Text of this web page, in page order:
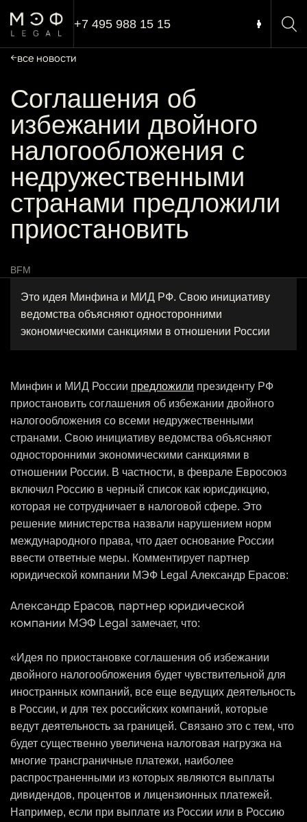
+7 495 988 15 15
все новости
Соглашения об
избежании двойного
налогообложения с
недружественными
странами предложили
приостановить
BFM
Это идея Минфина и МИД РФ. Свою инициативу
ведомства объясняют односторонними
экономическими санкциями в отношении России
Минфин и МИД России предложили президенту РФ
приостановить соглашения об избежании двойного
налогообложения со всеми недружественными
странами. Свою инициативу ведомства объясняют
односторонними экономическими санкциями в
отношении России. В частности, в феврале Евросоюз
включил Россию в черный список как юрисдикцию,
которая не сотрудничает в налоговой сфере. Это
решение министерства назвали нарушением норм
международного права, что дает основание России
ввести ответные меры. Комментирует партнер
юридической компании МЭФ Legal Александр Ерасов:
Александр Ерасов, партнер юридической
компании МЭФ Legal замечает, что:
«Идея по приостановке соглашения об избежании
двойного налогообложения будет чувствительной для
иностранных компаний, все еще ведущих деятельность
в России, и для тех российских компаний, которые
ведут деятельность за границей. Связано это с тем, что
будет существенно увеличена налоговая нагрузка на
многие трансграничные платежи, наиболее
распространенными из которых являются выплаты
дивидендов, процентов и лицензионных платежей.
Например, если при выплате из России или в Россию